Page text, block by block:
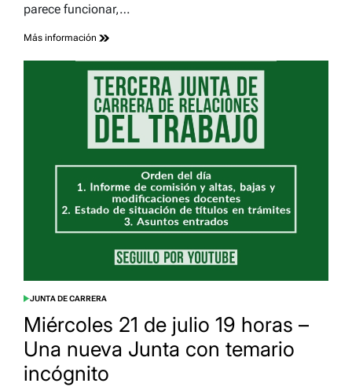
parece funcionar,…
Más información
POSTED
JUNTA DE CARRERA
Miércoles 21 de julio 19 horas –
Una nueva Junta con temario
incógnito